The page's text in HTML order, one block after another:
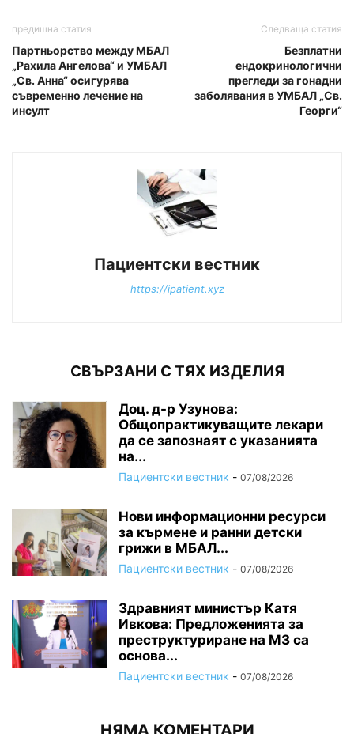
предишна статия
Партньорство между МБАЛ
„Рахила Ангелова“ и УМБАЛ
„Св. Анна“ осигурява
съвременно лечение на
инсулт
Следваща статия
Безплатни
ендокринологични
прегледи за гонадни
заболявания в УМБАЛ „Св.
Георги“
Пациентски вестник
https://ipatient.xyz
СВЪРЗАНИ С ТЯХ ИЗДЕЛИЯ
Доц. д-р Узунова:
Общопрактикуващите лекари
да се запознаят с указанията
на...
Пациентски вестник - 07/08/2026
Нови информационни ресурси
за кърмене и ранни детски
грижи в МБАЛ...
Пациентски вестник - 07/08/2026
Здравният министър Катя
Ивкова: Предложенията за
преструктуриране на МЗ са
основа...
Пациентски вестник - 07/08/2026
НЯМА КОМЕНТАРИ